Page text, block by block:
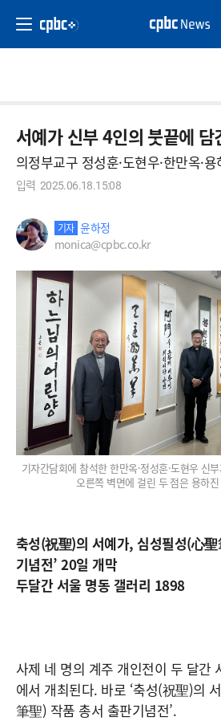
서예가 신부 4인의 붓끝에 담
의정부교구 정성훈·도현우·한만옥·
입력 2025.06.18.15:08
기자 윤하정
monica@cpbc.co.kr
기자간담회에 참석한 한만옥·정성훈·도현우 신
오른쪽 벽면에 걸린 두 점은 용하
축성(祝聖)의 서예가, 심성필성(心
기념전’ 20일 개막
두달간 서울 명동 갤러리 1898
사제 네 명의 계주 개인전이 두 달간
에서 개최된다. 바로 ‘축성(祝聖)의
筆聖) 작품 총서 출판기념전’.